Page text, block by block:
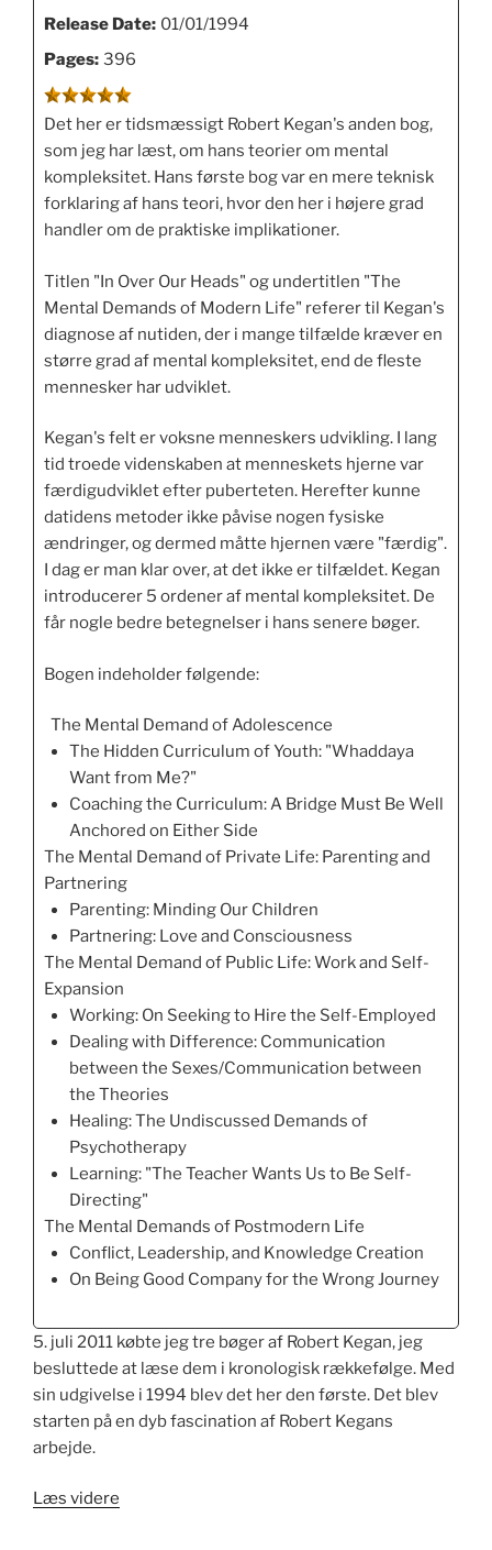
Release Date: 01/01/1994
Pages: 396
Det her er tidsmæssigt Robert Kegan's anden bog,
som jeg har læst, om hans teorier om mental
kompleksitet. Hans første bog var en mere teknisk
forklaring af hans teori, hvor den her i højere grad
handler om de praktiske implikationer.
Titlen "In Over Our Heads" og undertitlen "The
Mental Demands of Modern Life" referer til Kegan's
diagnose af nutiden, der i mange tilfælde kræver en
større grad af mental kompleksitet, end de fleste
mennesker har udviklet.
Kegan's felt er voksne menneskers udvikling. I lang
tid troede videnskaben at menneskets hjerne var
færdigudviklet efter puberteten. Herefter kunne
datidens metoder ikke påvise nogen fysiske
ændringer, og dermed måtte hjernen være "færdig".
I dag er man klar over, at det ikke er tilfældet. Kegan
introducerer 5 ordener af mental kompleksitet. De
får nogle bedre betegnelser i hans senere bøger.
Bogen indeholder følgende:
The Mental Demand of Adolescence
The Hidden Curriculum of Youth: "Whaddaya
Want from Me?"
Coaching the Curriculum: A Bridge Must Be Well
Anchored on Either Side
The Mental Demand of Private Life: Parenting and
Partnering
Parenting: Minding Our Children
Partnering: Love and Consciousness
The Mental Demand of Public Life: Work and Self-
Expansion
Working: On Seeking to Hire the Self-Employed
Dealing with Difference: Communication
between the Sexes/Communication between
the Theories
Healing: The Undiscussed Demands of
Psychotherapy
Learning: "The Teacher Wants Us to Be Self-
Directing"
The Mental Demands of Postmodern Life
Conflict, Leadership, and Knowledge Creation
On Being Good Company for the Wrong Journey
5. juli 2011 købte jeg tre bøger af Robert Kegan, jeg
besluttede at læse dem i kronologisk rækkefølge. Med
sin udgivelse i 1994 blev det her den første. Det blev
starten på en dyb fascination af Robert Kegans
arbejde.
Læs videre